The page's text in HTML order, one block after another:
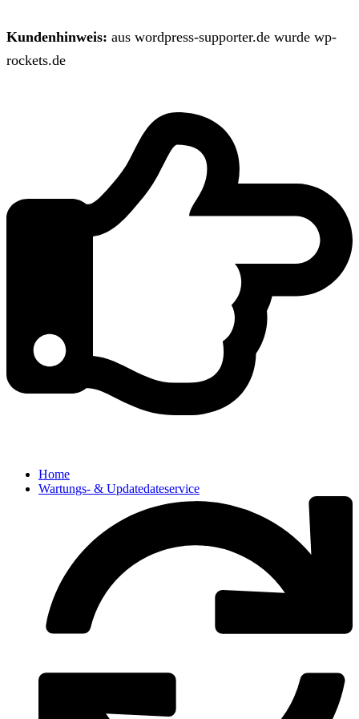
Kundenhinweis: aus wordpress-supporter.de wurde wp-
rockets.de
Home
Wartungs- & Updatedateservice